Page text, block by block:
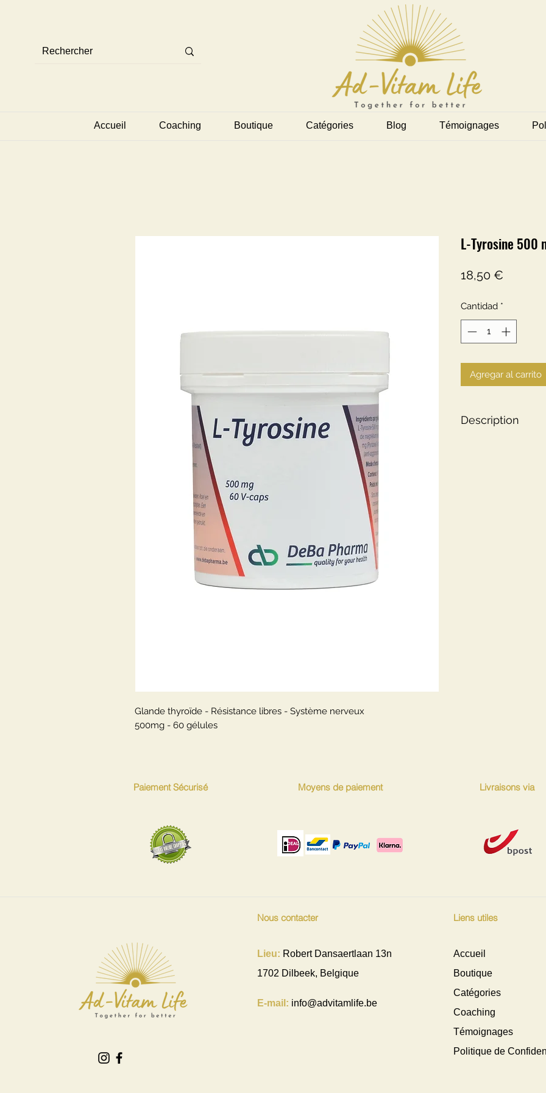
Accueil Coaching Boutique Catégories Blog Témoignages
Glande thyroïde - Résistance libres - Système nerveux
500mg - 60 gélules
L-Tyrosine 500
18,50 €
Cantidad *
Agregar al carrito
Description
Paiement Sécurisé Moyens de paiement Livraisons via
Nous contacter Liens utiles
Lieu: Robert Dansaertlaan 13n
1702 Dilbeek, Belgique
E-mail: info@advitamlife.be
Accueil
Boutique
Catégories
Coaching
Témoignages
Politique de